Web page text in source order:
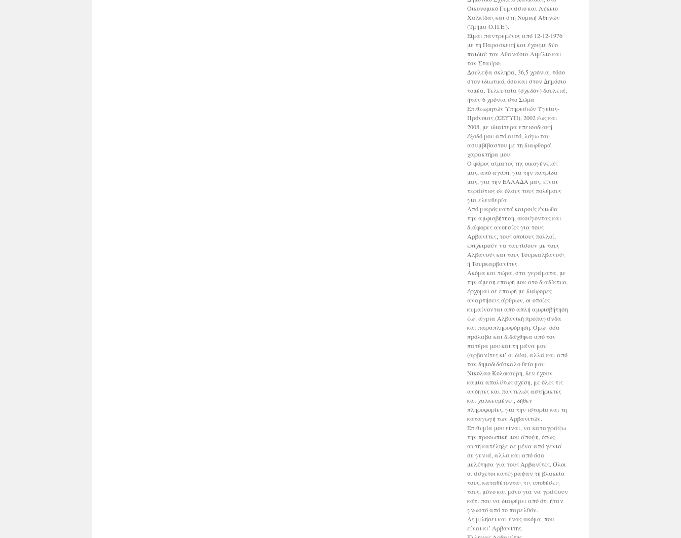
Οικονομικό Γυμνάσιο και Λύκειο
Χαλκίδας και στη Νομική Αθηνών
(Τμήμα Ο.Π.Ε.).
Είμαι παντρεμένος από 12-12-1976
με τη Παρασκευή και έχουμε δύο
παιδιά: τον Αθανάσιο-Αιμίλιο και
τον Σταύρο.
Δούλεψα σκληρά, 36,5 χρόνια, τόσο
στον ιδιωτικό, όσο και στον Δημόσιο
τομέα. Τελευταία (σχεδόν) δουλειά,
ήταν 6 χρόνια στο Σώμα
Επιθεωρητών Υπηρεσιών Υγείας-
Πρόνοιας (ΣΕΥΥΠ), 2002 έως και
2008, με ιδιαίτερα επεισοδιακή
έξοδό μου από αυτό, λόγω του
ασυμβίβαστου με τη διαφθορά
χαρακτήρα μου.
Ο φόρος αίματος της οικογένειάς
μας, από αγάπη για την πατρίδα
μας, για την ΕΛΛΑΔΑ μας, είναι
τεράστιος σε όλους τους πολέμους
για ελευθερία.
Από μικρός κατά καιρούς ένιωθα
την αμφισβήτηση, ακούγοντας και
διάφορες ανοησίες για τους
Αρβανίτες, τους οποίους πολλοί,
επιχειρούν να ταυτίσουν με τους
Αλβανούς και τους Τουρκαλβανούς
ή Τουρκαρβανίτες.
Ακόμα και τώρα, στα γεράματα, με
την άμεση επαφή μου στο διαδίκτυο,
έρχομαι σε επαφή με διάφορες
αναρτήσεις άρθρων, οι οποίες
κυμαίνονται από απλή αμφισβήτηση
έως άγρια Αλβανική προπαγάνδα
και παραπληροφόρηση. Όμως όσα
πρόλαβα και διδάχθηκα από τον
πατέρα μου και τη μάνα μου
(αρβανίτες κι’ οι δύο), αλλά και από
τον δημοδιδάσκαλο θείο μου
Νικόλαο Κολοκούρη, δεν έχουν
καμία απολύτως σχέση, με όλες τις
ανόητες και παντελώς αστήρικτες
και χαλκευμένες, δήθεν
πληροφορίες, για την ιστορία και τη
καταγωγή των Αρβανιτών.
Επιθυμία μου είναι, να καταγράψω
την προσωπική μου άποψη, όπως
αυτή κατέληξε σε μένα από γενιά
σε γενιά, αλλά και από όσα
μελέτησα για τους Αρβανίτες. Όλοι
οι άσχετοι κατέγραψαν τη βλακεία
τους, καταθέτοντας τις υποθέσεις
τους, μόνο και μόνο για να γράψουν
κάτι που να διαφέρει από ότι ήταν
γνωστό από το παρελθόν.
Ας μιλήσει και ένας ακόμα, που
είναι κι’ Αρβανίτης.